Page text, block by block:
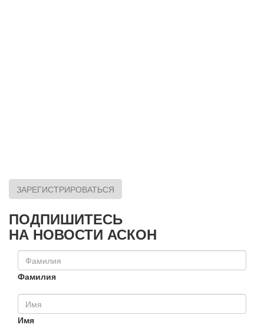
ЗАРЕГИСТРИРОВАТЬСЯ
ПОДПИШИТЕСЬ
НА НОВОСТИ АСКОН
Фамилия
Имя